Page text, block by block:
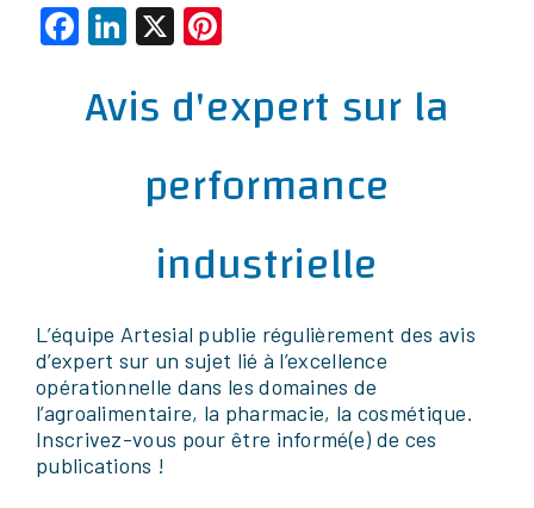
Facebook
LinkedIn
X
Avis d'expert sur la
performance
industrielle
L’équipe Artesial publie régulièrement des avis
d’expert sur un sujet lié à l’excellence
opérationnelle dans les domaines de
l’agroalimentaire, la pharmacie, la cosmétique.
Inscrivez-vous pour être informé(e) de ces
publications !